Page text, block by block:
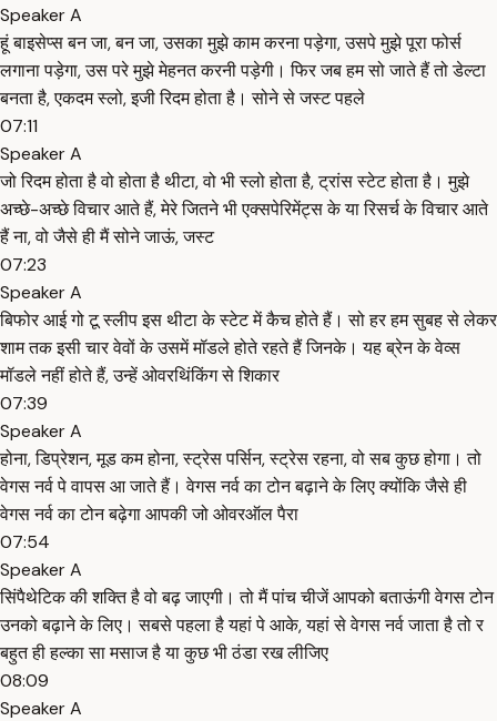
Speaker A
हूं बाइसेप्स बन जा, बन जा, उसका मुझे काम करना पड़ेगा, उसपे मुझे पूरा फोर्स
लगाना पड़ेगा, उस परे मुझे मेहनत करनी पड़ेगी। फिर जब हम सो जाते हैं तो डेल्टा
बनता है, एकदम स्लो, इजी रिदम होता है। सोने से जस्ट पहले
07:11
Speaker A
जो रिदम होता है वो होता है थीटा, वो भी स्लो होता है, ट्रांस स्टेट होता है। मुझे
अच्छे-अच्छे विचार आते हैं, मेरे जितने भी एक्सपेरिमेंट्स के या रिसर्च के विचार आते
हैं ना, वो जैसे ही मैं सोने जाऊं, जस्ट
07:23
Speaker A
बिफोर आई गो टू स्लीप इस थीटा के स्टेट में कैच होते हैं। सो हर हम सुबह से लेकर
शाम तक इसी चार वेवों के उसमें मॉडले होते रहते हैं जिनके। यह ब्रेन के वेव्स
मॉडले नहीं होते हैं, उन्हें ओवरथिंकिंग से शिकार
07:39
Speaker A
होना, डिप्रेशन, मूड कम होना, स्ट्रेस पर्सिन, स्ट्रेस रहना, वो सब कुछ होगा। तो
वेगस नर्व पे वापस आ जाते हैं। वेगस नर्व का टोन बढ़ाने के लिए क्योंकि जैसे ही
वेगस नर्व का टोन बढ़ेगा आपकी जो ओवरऑल पैरा
07:54
Speaker A
सिंपैथेटिक की शक्ति है वो बढ़ जाएगी। तो मैं पांच चीजें आपको बताऊंगी वेगस टोन
उनको बढ़ाने के लिए। सबसे पहला है यहां पे आके, यहां से वेगस नर्व जाता है तो र
बहुत ही हल्का सा मसाज है या कुछ भी ठंडा रख लीजिए
08:09
Speaker A